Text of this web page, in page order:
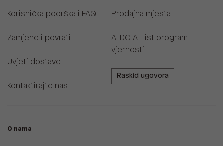
Korisnička podrška i FAQ
Zamjene i povrati
Uvjeti dostave
Kontaktirajte nas
Prodajna mjesta
ALDO A-List program
vjernosti
Raskid ugovora
O nama